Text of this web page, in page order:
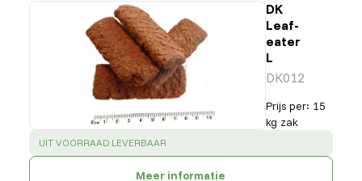
DK
Leaf-
eater
L
DK012
Prijs per: 15
kg zak
SUCCESS:
UIT VOORRAAD LEVERBAAR
Meer informatie